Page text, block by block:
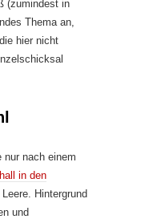
(zumindest in
Thema an,
hier nicht
nur nach einem
in den
Leere. Hintergrund
und